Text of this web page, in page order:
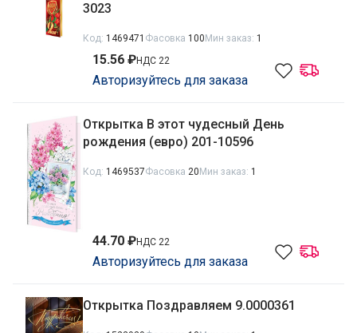
3023
Код: 1469471 Фасовка 100 Мин заказ: 1
15.56 ₽НДС 22
Авторизуйтесь для заказа
Открытка В этот чудесный День
рождения (евро) 201-10596
Код: 1469537Фасовка 20 Мин заказ: 1
44.70 ₽НДС 22
Авторизуйтесь для заказа
Открытка Поздравляем 9.0000361